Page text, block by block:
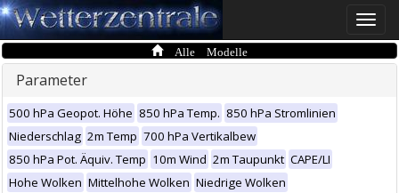
Toggle
Alle Modelle
Parameter
500 hPa Geopot. Höhe 850 hPa Temp. 850 hPa Stromlinien
Niederschlag 2m Temp 700 hPa Vertikalbew
850 hPa Pot. Äquiv. Temp 10m Wind 2m Taupunkt CAPE/LI
Hohe Wolken Mittelhohe Wolken Niedrige Wolken